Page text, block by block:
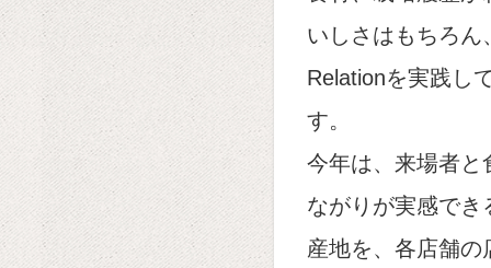
いしさはもちろん
Relationを実践し
す。
今年は、来場者と
ながりが実感で
産地を、各店舗